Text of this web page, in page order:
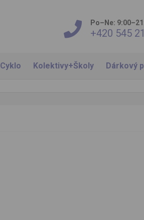
Po–Ne:
+420 545
Cyklo Kolektivy+Školy Dárkový